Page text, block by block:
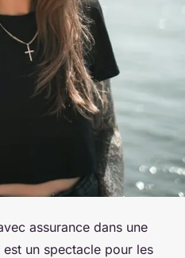
assurance dans une
un spectacle pour les